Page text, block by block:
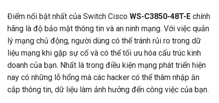
Điểm nổi bật nhất của Switch Cisco WS-C3850-48T-E chính
hãng là độ bảo mật thông tin và an ninh mạng. Với việc quản
lý mạng chủ động, người dùng có thể tránh rủi ro trong dữ
liệu mạng khi gặp sự cố và có thể tối ưu hóa cấu trúc kinh
doanh của bạn. Nhất là trong điều kiện mạng phát triển hiện
nay có những lỗ hổng mà các hacker có thể thâm nhập ăn
cắp thông tin, dữ liệu làm ảnh hưởng đến công việc của bạn.